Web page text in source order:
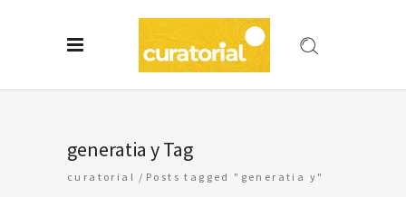
generatia y Tag
curatorial / Posts tagged "generatia y"